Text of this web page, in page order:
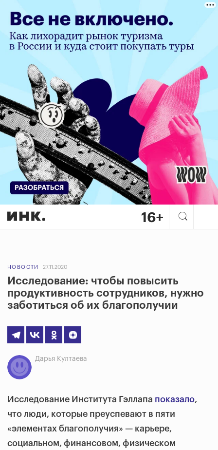
НОВОСТИ 27.11.2020
Исследование: чтобы повысить
продуктивность сотрудников, нужно
заботиться об их благополучии
Дарья Култаева
Исследование Института Гэллапа показало,
что люди, которые преуспевают в пяти
«элементах благополучия» — карьере,
социальном, финансовом, физическом